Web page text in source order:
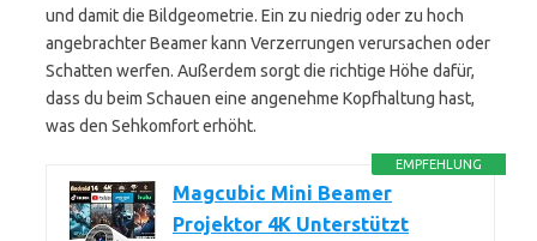
und damit die Bildgeometrie. Ein zu niedrig oder zu hoch
angebrachter Beamer kann Verzerrungen verursachen oder
Schatten werfen. Außerdem sorgt die richtige Höhe dafür,
dass du beim Schauen eine angenehme Kopfhaltung hast,
was den Sehkomfort erhöht.
EMPFEHLUNG
Magcubic Mini Beamer
Projektor 4K Unterstützt